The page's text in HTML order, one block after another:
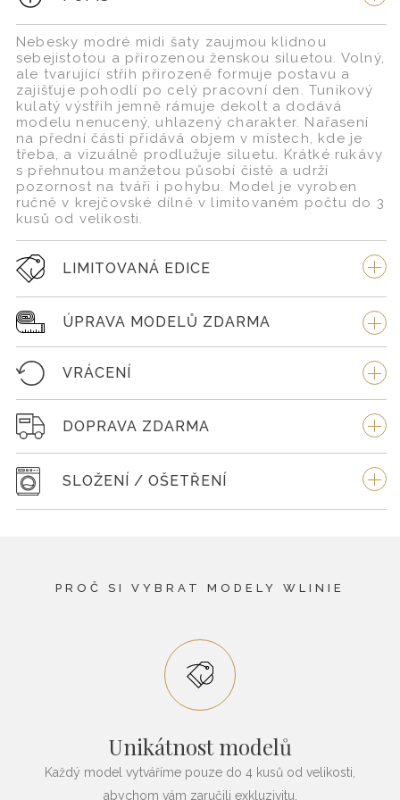
Nebesky modré midi šaty zaujmou klidnou
sebejistotou a přirozenou ženskou siluetou. Volný,
ale tvarující střih přirozeně formuje postavu a
zajišťuje pohodlí po celý pracovní den. Tunikový
kulatý výstřih jemně rámuje dekolt a dodává
modelu nenucený, uhlazený charakter. Nařasení
na přední části přidává objem v místech, kde je
třeba, a vizuálně prodlužuje siluetu. Krátké rukávy
s přehnutou manžetou působí čistě a udrží
pozornost na tváři i pohybu. Model je vyroben
ručně v krejčovské dílně v limitovaném počtu do 3
kusů od velikosti.
LIMITOVANÁ EDICE
ÚPRAVA MODELŮ ZDARMA
VRÁCENÍ
DOPRAVA ZDARMA
SLOŽENÍ / OŠETŘENÍ
PROČ SI VYBRAT MODELY WLINIE
Unikátnost modelů
Každý model vytváříme pouze do 4 kusů od velikosti,
abychom vám zaručili exkluzivitu.